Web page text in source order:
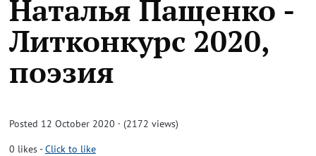
Наталья Пащенко -
Литконкурс 2020,
поэзия
Posted 12 October 2020 · (2172 views)
0 likes-Click to like